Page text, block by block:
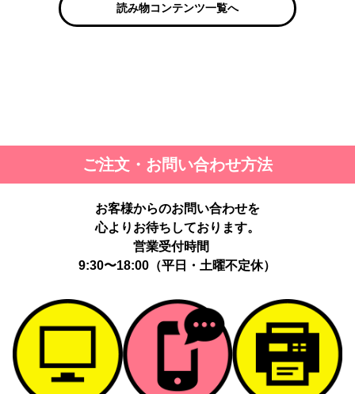
読み物コンテンツ一覧へ
ご注文・お問い合わせ方法
お客様からのお問い合わせを
心よりお待ちしております。
営業受付時間
9:30〜18:00（平日・土曜不定休）